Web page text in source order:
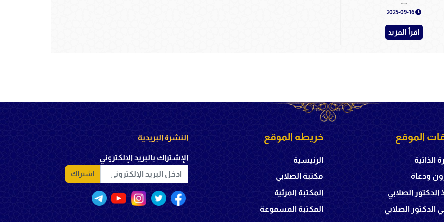
2025-09-16
اقرأ المزيد
الموقع
الذاتية
ودعاة
الدكتور الصلابي
الدكتور الصلابي
خريطه الموقع
الرئيسية
مكتبة الصلابي
المكتبة المرئية
المكتبة المسموعة
النشرة البريدية
الإشتراك بالبريد الإلكتروني
اشتراك